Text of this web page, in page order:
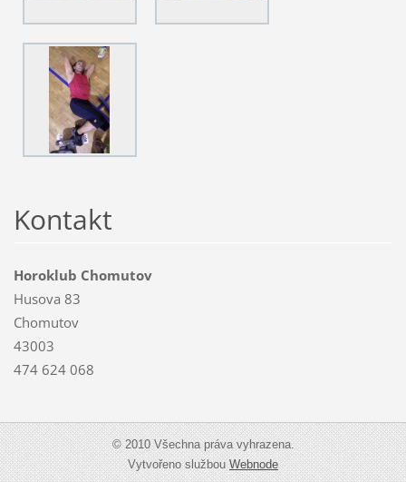
Kontakt
Horoklub Chomutov
Husova 83
Chomutov
43003
474 624 068
© 2010 Všechna práva vyhrazena.
Vytvořeno službouWebnode